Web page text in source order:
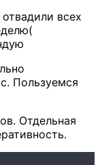
всех
Пользуемся
Отдельная